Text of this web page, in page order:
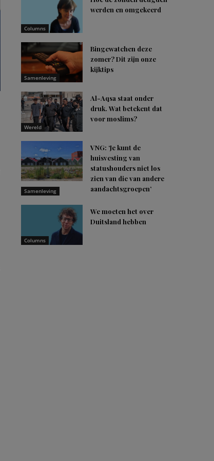
Columns
werden en omgekeerd
Samenleving
Bingewatchen deze
zomer? Dit zijn onze
kijktips
Wereld
Al-Aqsa staat onder
druk. Wat betekent dat
voor moslims?
Samenleving
VNG: ‘Je kunt de
huisvesting van
statushouders niet los
zien van die van andere
aandachtsgroepen’
Columns
We moeten het over
Duitsland hebben